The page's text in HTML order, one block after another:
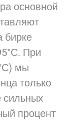
основной
бирке
При
мы
только
сильных
процент